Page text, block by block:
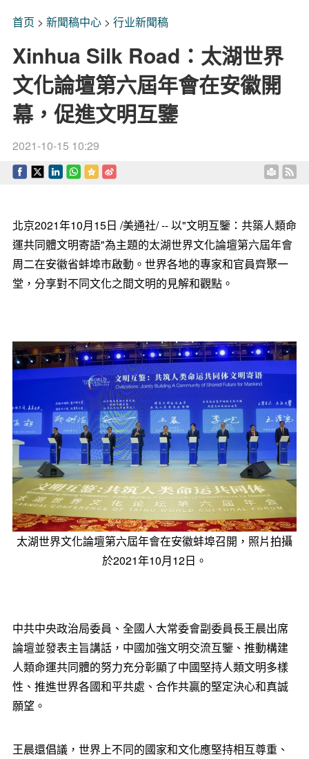
首页 > 新聞稿中心> 行业新聞稿
Xinhua Silk Road：太湖世界
文化論壇第六屆年會在安徽開
幕，促進文明互鑒
2021-10-15 10:29
北京2021年10月15日 /美通社/ -- 以"文明互鑒：共築人類命
運共同體文明寄語"為主題的太湖世界文化論壇第六屆年會
周二在安徽省蚌埠市啟動。世界各地的專家和官員齊聚一
堂，分享對不同文化之間文明的見解和觀點。
太湖世界文化論壇第六屆年會在安徽蚌埠召開，照片拍攝
於2021年10月12日。
中共中央政治局委員、全國人大常委會副委員長王晨出席
論壇並發表主旨講話，中國加強文明交流互鑒、推動構建
人類命運共同體的努力充分彰顯了中國堅持人類文明多樣
性、推進世界各國和平共處、合作共贏的堅定決心和真誠
願望。
王晨還倡議，世界上不同的國家和文化應堅持相互尊重、